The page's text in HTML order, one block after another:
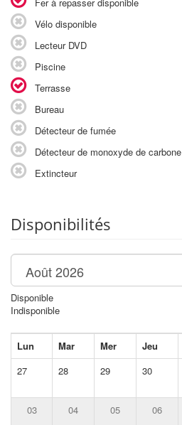
Vélo disponible
Lecteur DVD
Piscine
Terrasse
Bureau
Détecteur de fumée
Détecteur de monoxyde de carbone
Extincteur
Disponibilités
Disponible
Indisponible
Lun Mar Mer Jeu
27
28 29 30
03 04 05 06